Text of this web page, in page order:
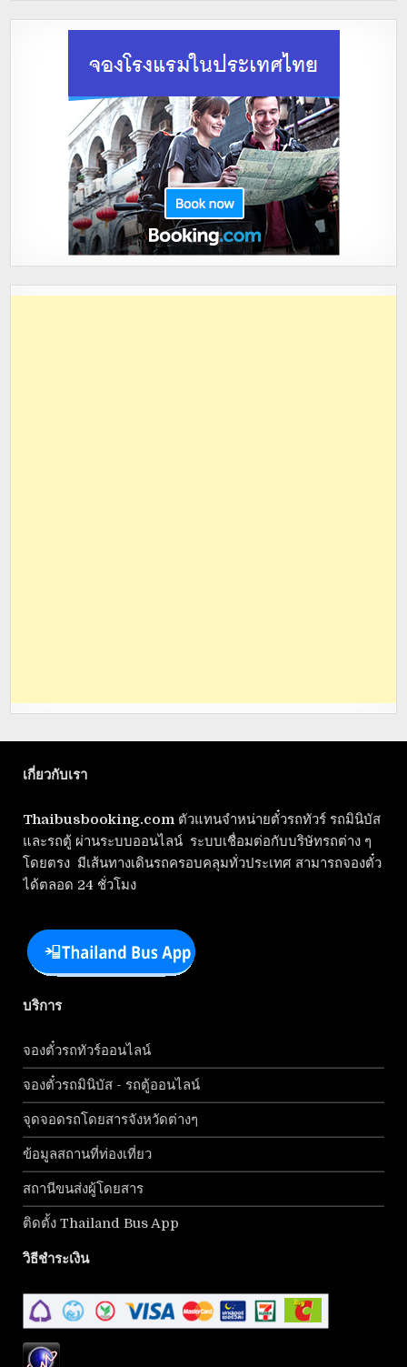
เกี่ยวกับเรา
Thaibusbooking.com ตัวแทนจำหน่ายตั๋วรถทัวร์ รถมินิบัส
และรถตู้ ผ่านระบบออนไลน์ ระบบเชื่อมต่อกับบริษัทรถต่าง ๆ
โดยตรง มีเส้นทางเดินรถครอบคลุมทั่วประเทศ สามารถจองตั๋ว
ได้ตลอด 24 ชั่วโมง
บริการ
จองตั๋วรถทัวร์ออนไลน์
จองตั๋วรถมินิบัส - รถตู้ออนไลน์
จุดจอดรถโดยสารจังหวัดต่างๆ
ข้อมูลสถานที่ท่องเที่ยว
สถานีขนส่งผู้โดยสาร
ติดตั้ง Thailand Bus App
วิธีชำระเงิน